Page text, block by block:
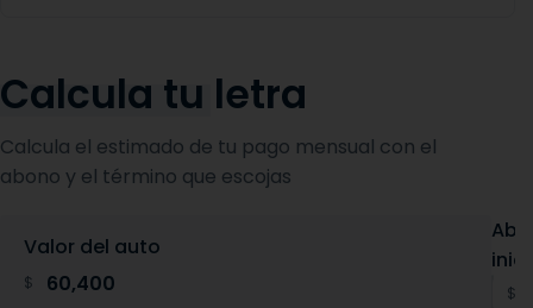
Calcula tu letra
Calcula el estimado de tu pago mensual con el
abono y el término que escojas
Valor del auto
$ $